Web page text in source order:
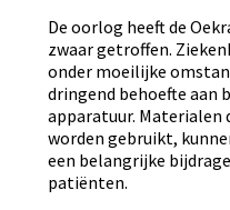
De oorlog heeft de
zwaar getroffen.
onder moeilijke
dringend behoefte aan
apparatuur. Materialen
worden gebruikt,
een belangrijke
patiënten.